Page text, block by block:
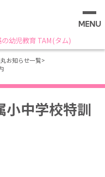
幼児教育 TAM(タム)
MENU
お知らせ一覧>
小中学校特訓